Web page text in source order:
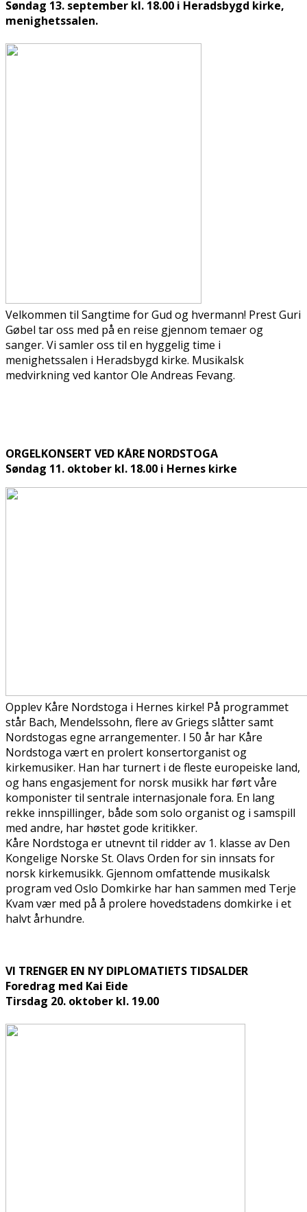
Søndag 13. september kl. 18.00 i Heradsbygd kirke,
menighetssalen.
Velkommen til Sangtime for Gud og hvermann! Prest Guri
Gøbel tar oss med på en reise gjennom temaer og
sanger. Vi samler oss til en hyggelig time i
menighetssalen i Heradsbygd kirke. Musikalsk
medvirkning ved kantor Ole Andreas Fevang.
ORGELKONSERT VED KÅRE NORDSTOGA
Søndag 11. oktober kl. 18.00 i Hernes kirke
Opplev Kåre Nordstoga i Hernes kirke! På programmet
står Bach, Mendelssohn, flere av Griegs slåtter samt
Nordstogas egne arrangementer. I 50 år har Kåre
Nordstoga vært en profilert konsertorganist og
kirkemusiker. Han har turnert i de fleste europeiske land,
og hans engasjement for norsk musikk har ført våre
komponister til sentrale internasjonale fora. En lang
rekke innspillinger, både som solo organist og i samspill
med andre, har høstet gode kritikker.
Kåre Nordstoga er utnevnt til ridder av 1. klasse av Den
Kongelige Norske St. Olavs Orden for sin innsats for
norsk kirkemusikk. Gjennom omfattende musikalsk
program ved Oslo Domkirke har han sammen med Terje
Kvam vær med på å profilere hovedstadens domkirke i et
halvt århundre.
VI TRENGER EN NY DIPLOMATIETS TIDSALDER
Foredrag med Kai Eide
Tirsdag 20. oktober kl. 19.00